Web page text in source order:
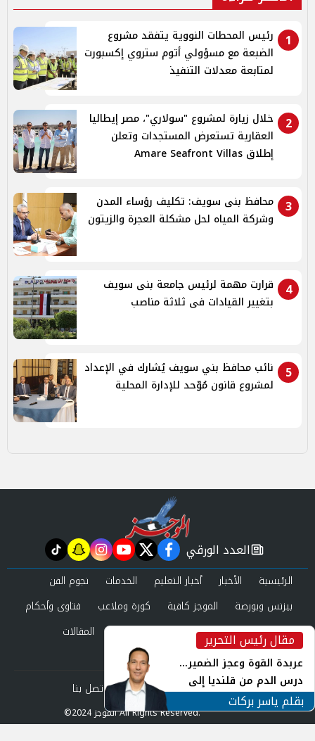
1
رئيس المحطات النووية يتفقد مشروع
الضبعة مع مسؤولي أتوم ستروي إكسبورت
لمتابعة معدلات التنفيذ
2
خلال زيارة لمشروع "سولاري"، مصر إيطاليا
العقارية تستعرض المستجدات وتعلن
إطلاق Amare Seafront Villas
3
محافظ بنى سويف: تكليف رؤساء المدن
وشركة المياه لحل مشكلة العجرة والزيتون
4
قرارت مهمة لرئيس جامعة بنى سويف
بتغيير القيادات فى ثلاثة مناصب
5
نائب محافظ بني سويف يُشارك في الإعداد
لمشروع قانون مُوّحد للإدارة المحلية
مقال رئيس التحرير
عربدة القوة وعجز الضمير...
درس الدم من قلنديا إلى
جنوب لبنان
بقلم ياسر بركات
newspaper
العدد الورقي facebook
twitter
youtube
instagram
snapchat
tiktok
الرئيسية الأخبار أخبار التعليم الخدمات
نجوم الفن
بيزنس وبورصة
الموجز كافية كورة وملاعب
فتاوى وأحكام
صحة وجمال
عرب وعالم حوادث ومحاكم
المقالات
العدد الورقي
من نحن
سياسة الخصوصية اتصل بنا
©2024 الموجز All Rights Reserved.